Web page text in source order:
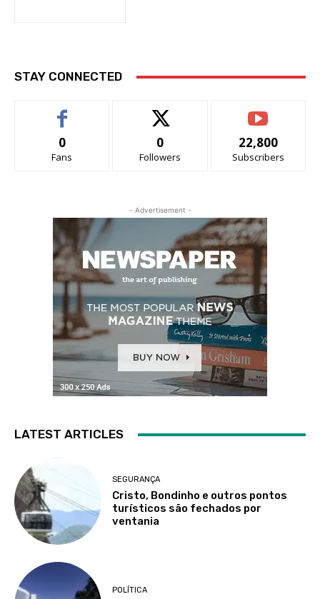
STAY CONNECTED
0
Fans
0
Followers
22,800
Subscribers
- Advertisement -
LATEST ARTICLES
SEGURANÇA
Cristo, Bondinho e outros pontos
turísticos são fechados por
ventania
POLÍTICA